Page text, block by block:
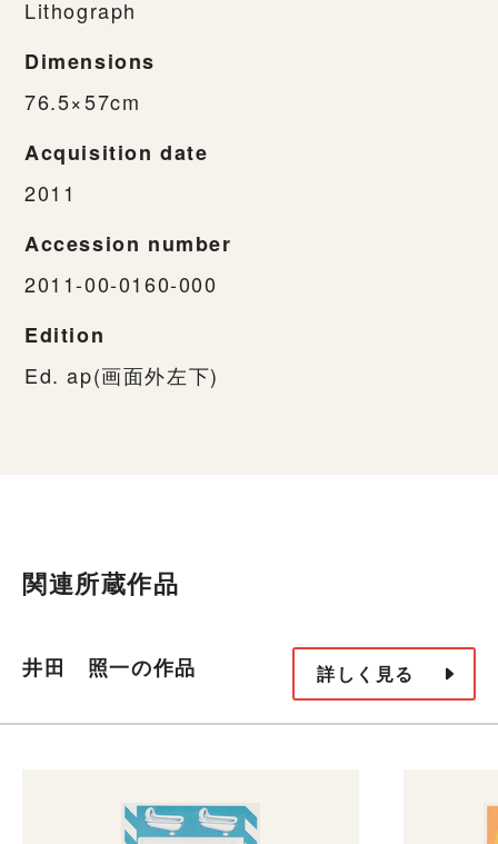
Lithograph
Dimensions
76.5×57cm
Acquisition date
2011
Accession number
2011-00-0160-000
Edition
Ed. ap(画面外左下)
関連所蔵作品
井田 照一の作品 詳しく見る